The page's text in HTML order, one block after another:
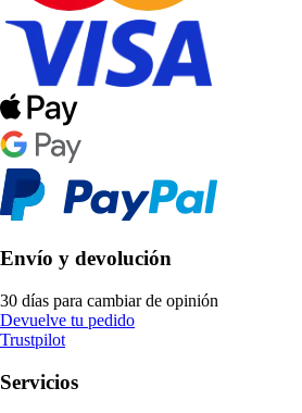
Envío y devolución
30 días para cambiar de opinión
Devuelve tu pedido
Trustpilot
Servicios